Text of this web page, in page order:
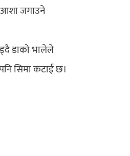
जगाउने
डाको भालेले
सिमा कटाई छ।